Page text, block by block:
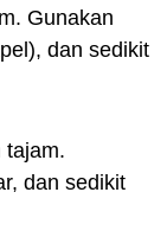
Gunakan
dan sedikit
tajam.
dan sedikit